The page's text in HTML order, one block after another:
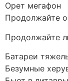
Орет мегафон
Продолжайте
Продолжайте
Батареи
Безумные